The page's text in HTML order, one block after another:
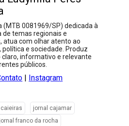
(MTB 0081969/SP) dedicada à
de temas regionais e
atua com olhar atento ao
política e sociedade. Produz
claro, informativo e relevante
públicos.
Instagram
jornal cajamar
jornal franco da rocha